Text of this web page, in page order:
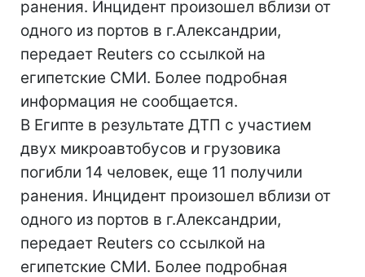
ранения. Инцидент произошел вблизи от
одного из портов в г.Александрии,
передает Reuters со ссылкой на
египетские СМИ. Более подробная
информация не сообщается.
В Египте в результате ДТП с участием
двух микроавтобусов и грузовика
погибли 14 человек, еще 11 получили
ранения. Инцидент произошел вблизи от
одного из портов в г.Александрии,
передает Reuters со ссылкой на
египетские СМИ. Более подробная